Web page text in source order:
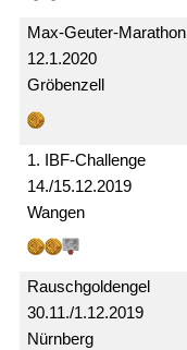
12.1.2020
Max-Geuter-Marathon
Gröbenzell
14./15.12.2019
1. IBF-Challenge
Wangen
30.11./1.12.2019
Rausch­gold­engel
Nürnberg